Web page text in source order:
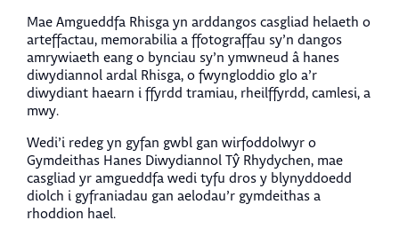
Mae Amgueddfa Rhisga yn arddangos casgliad helaeth o
arteffactau, memorabilia a ffotograffau sy’n dangos
amrywiaeth eang o bynciau sy’n ymwneud â hanes
diwydiannol ardal Rhisga, o fwyngloddio glo a’r
diwydiant haearn i ffyrdd tramiau, rheilffyrdd, camlesi, a
mwy.
Wedi’i redeg yn gyfan gwbl gan wirfoddolwyr o
Gymdeithas Hanes Diwydiannol Tŷ Rhydychen, mae
casgliad yr amgueddfa wedi tyfu dros y blynyddoedd
diolch i gyfraniadau gan aelodau’r gymdeithas a
rhoddion hael.